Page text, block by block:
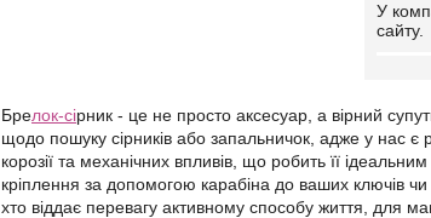
У
сайту.
Брелок-сірник - це не просто аксесуар, а вірний
щодо пошуку сірників або запальничок, адже у нас є
корозії та механічних впливів, що робить її
кріплення за допомогою карабіна до ваших ключів
хто віддає перевагу активному способу життя, для